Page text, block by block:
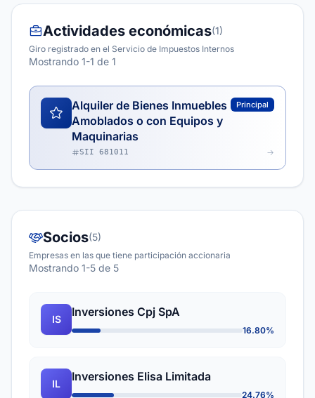
Actividades económicas(1)
Giro registrado en el Servicio de Impuestos Internos
Mostrando 1-1 de 1
Alquiler de Bienes Inmuebles
Amoblados o con Equipos y
Maquinarias
Principal
SII 681011
Socios(5)
Empresas en las que tiene participación accionaria
Mostrando 1-5 de 5
IS
Inversiones Cpj SpA
16.80%
IL
Inversiones Elisa Limitada
24.76%